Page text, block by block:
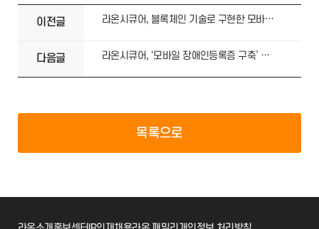
이전글 라온시큐어, 블록체인 기술로 구현한 모바일 주민등록증 시대 열었다
다음글 라온시큐어, ‘모바일 장애인등록증 구축’ 사업 수주
목록으로